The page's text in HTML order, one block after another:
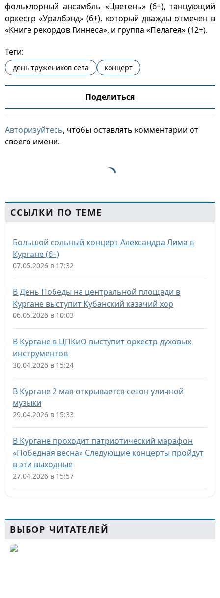
фольклорный ансамбль «Цветень» (6+), танцующий
оркестр «Уралбэнд» (6+), который дважды отмечен в
«Книге рекордов Гиннеса», и группа «Пелагея» (12+).
Теги:
день тружеников села концерт
Поделиться
Авторизуйтесь, чтобы оставлять комментарии от
своего имени.
ССЫЛКИ ПО ТЕМЕ
Большой сольный концерт Александра Лима в
Кургане (6+)
07.05.2026 в 17:32
В День Победы на центральной площади в
Кургане выступит Кубанский казачий хор
06.05.2026 в 10:03
В Кургане в ЦПКиО выступит оркестр духовых
инструментов
30.04.2026 в 15:24
В Кургане 2 мая открывается сезон уличной
музыки
29.04.2026 в 15:33
В Кургане проходит патриотический марафон
«Победная весна» Следующие концерты пройдут
в эти выходные
27.04.2026 в 15:57
ВЫБОР ЧИТАТЕЛЕЙ